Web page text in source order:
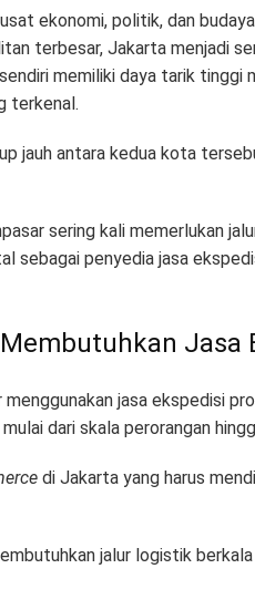
ekonomi, politik, dan
terbesar, Jakarta menjadi
memiliki daya tarik tinggi
terkenal.
jauh antara kedua kota
sering kali memerlukan
sebagai penyedia jasa
Jasa
jasa ekspedisi
dari skala perorangan
di Jakarta yang harus
jalur logistik